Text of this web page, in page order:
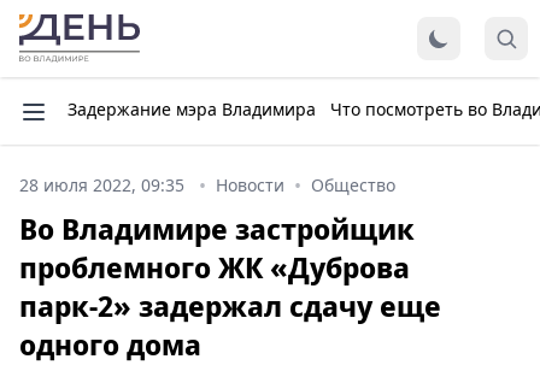
Задержание мэра Владимира Что посмотреть во
28 июля 2022, 09:35 Новости Общество
Во Владимире застройщик
проблемного ЖК «Дуброва
парк-2» задержал сдачу еще
одного дома